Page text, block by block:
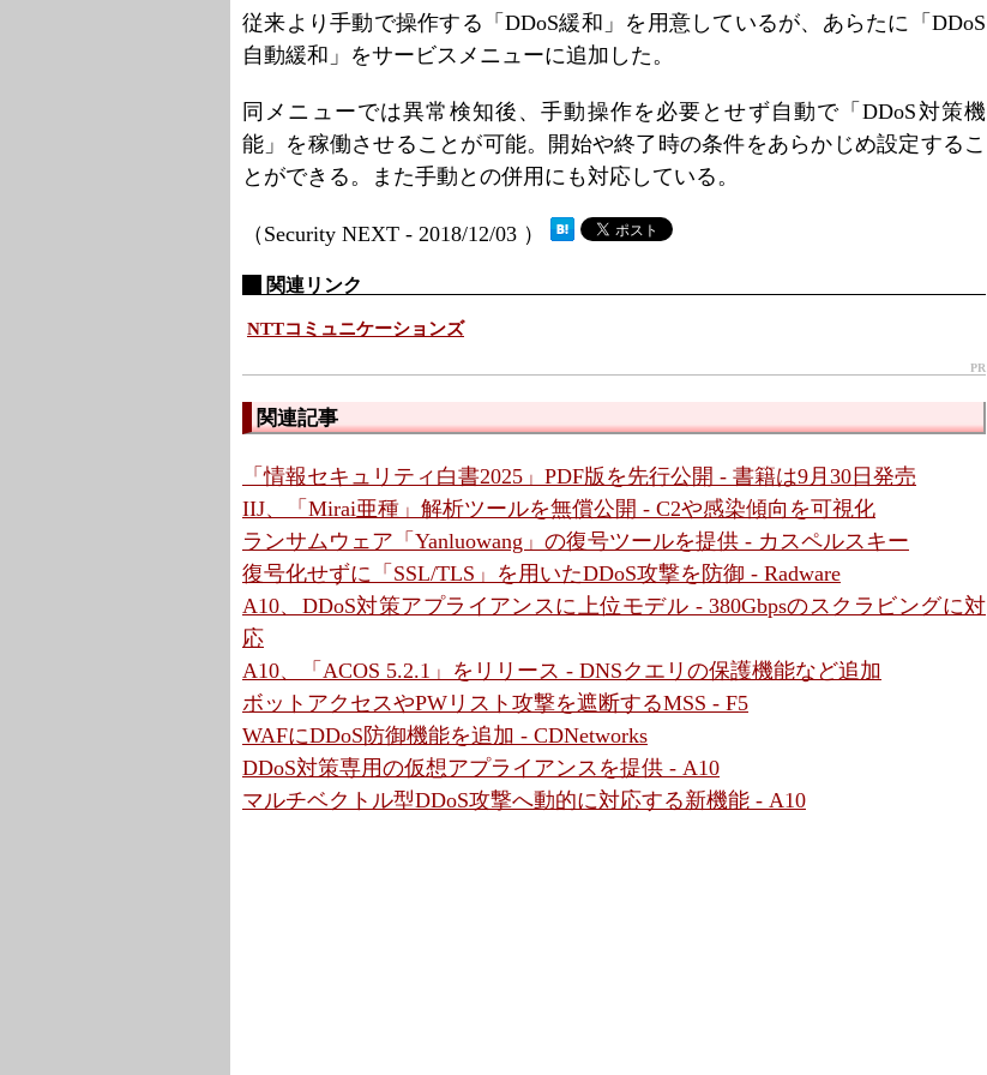
従来より手動で操作する「DDoS緩和」を用意しているが、あらたに「DDoS
自動緩和」をサービスメニューに追加した。
同メニューでは異常検知後、手動操作を必要とせず自動で「DDoS対策機
能」を稼働させることが可能。開始や終了時の条件をあらかじめ設定するこ
とができる。また手動との併用にも対応している。
（Security NEXT - 2018/12/03 ）
関連リンク
NTTコミュニケーションズ
PR
関連記事
「情報セキュリティ白書2025」PDF版を先行公開 - 書籍は9月30日発売
IIJ、「Mirai亜種」解析ツールを無償公開 - C2や感染傾向を可視化
ランサムウェア「Yanluowang」の復号ツールを提供 - カスペルスキー
復号化せずに「SSL/TLS」を用いたDDoS攻撃を防御 - Radware
A10、DDoS対策アプライアンスに上位モデル - 380Gbpsのスクラビングに対
応
A10、「ACOS 5.2.1」をリリース - DNSクエリの保護機能など追加
ボットアクセスやPWリスト攻撃を遮断するMSS - F5
WAFにDDoS防御機能を追加 - CDNetworks
DDoS対策専用の仮想アプライアンスを提供 - A10
マルチベクトル型DDoS攻撃へ動的に対応する新機能 - A10